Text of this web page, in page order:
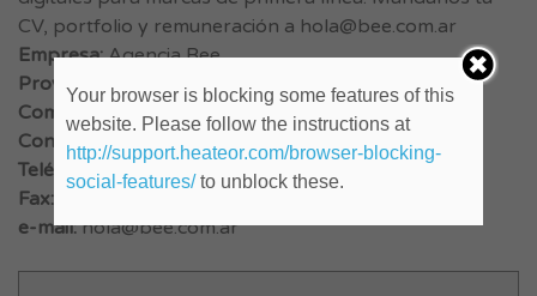
CV, portfolio y remuneración a hola@bee.com.ar
Empresa:Agencia Bee
Provincia:
Buenos Aires
Comienzo:
Contacto:Dir. Creativo
Teléfono:
Fax:
e-mail: hola@bee.com.ar
Your browser is blocking some features of this
website. Please follow the instructions at
http://support.heateor.com/browser-blocking-
social-features/to unblock these.